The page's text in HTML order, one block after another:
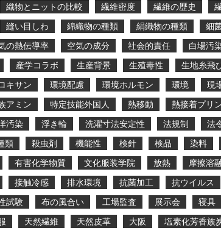
織物とニットの比較 繊維密度 繊維の歴史
縫い目しわ 綿織物の種類 絹織物の種類 細
の熱伝導率 空気の成分 社会的責任 白場汚
産学コラボ 生産背景 生殖毒性 生地糸飛
キサン 環境配慮 環境ホルモン 環境 現
アミン 特定技能外国人 熱移動 熱接着プリ
汚染 浮き輪 洗濯寸法安定性 法規制 法
類
殺虫剤 機能性 検針 検品 染料
有害化学物質 文化服装学院 放熱 摩擦溶
接触冷感 排水環境 抗菌加工 抗ウイルス
試験 布の風合い 工場監査 展示会 寝具
天然繊維 天然皮革 大阪 塩素化芳香族